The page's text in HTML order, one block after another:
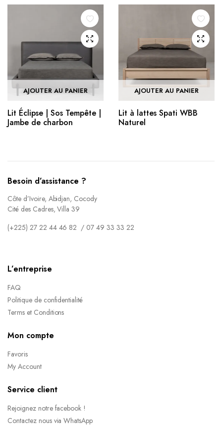
AJOUTER AU PANIER
Lit Éclipse | Sos Tempête |
Jambe de charbon
AJOUTER AU PANIER
Lit à lattes Spati WBB
Naturel
Besoin d’assistance ?
Côte d’Ivoire, Abidjan, Cocody
Cité des Cadres, Villa 39
(+225) 27 22 44 46 82 / 07 49 33 33 22
L’entreprise
FAQ
Politique de confidentialité
Terms et Conditions
Mon compte
Favoris
My Account
Service client
Rejoignez notre facebook !
Contactez nous via WhatsApp